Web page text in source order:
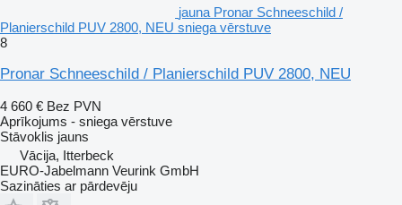
jauna Pronar Schneeschild /
Planierschild PUV 2800, NEU sniega vērstuve
8
Pronar Schneeschild / Planierschild PUV 2800, NEU
4 660 € Bez PVN
Aprīkojums - sniega vērstuve
Stāvoklis jauns
Vācija, Itterbeck
EURO-Jabelmann Veurink GmbH
Sazināties ar pārdevēju